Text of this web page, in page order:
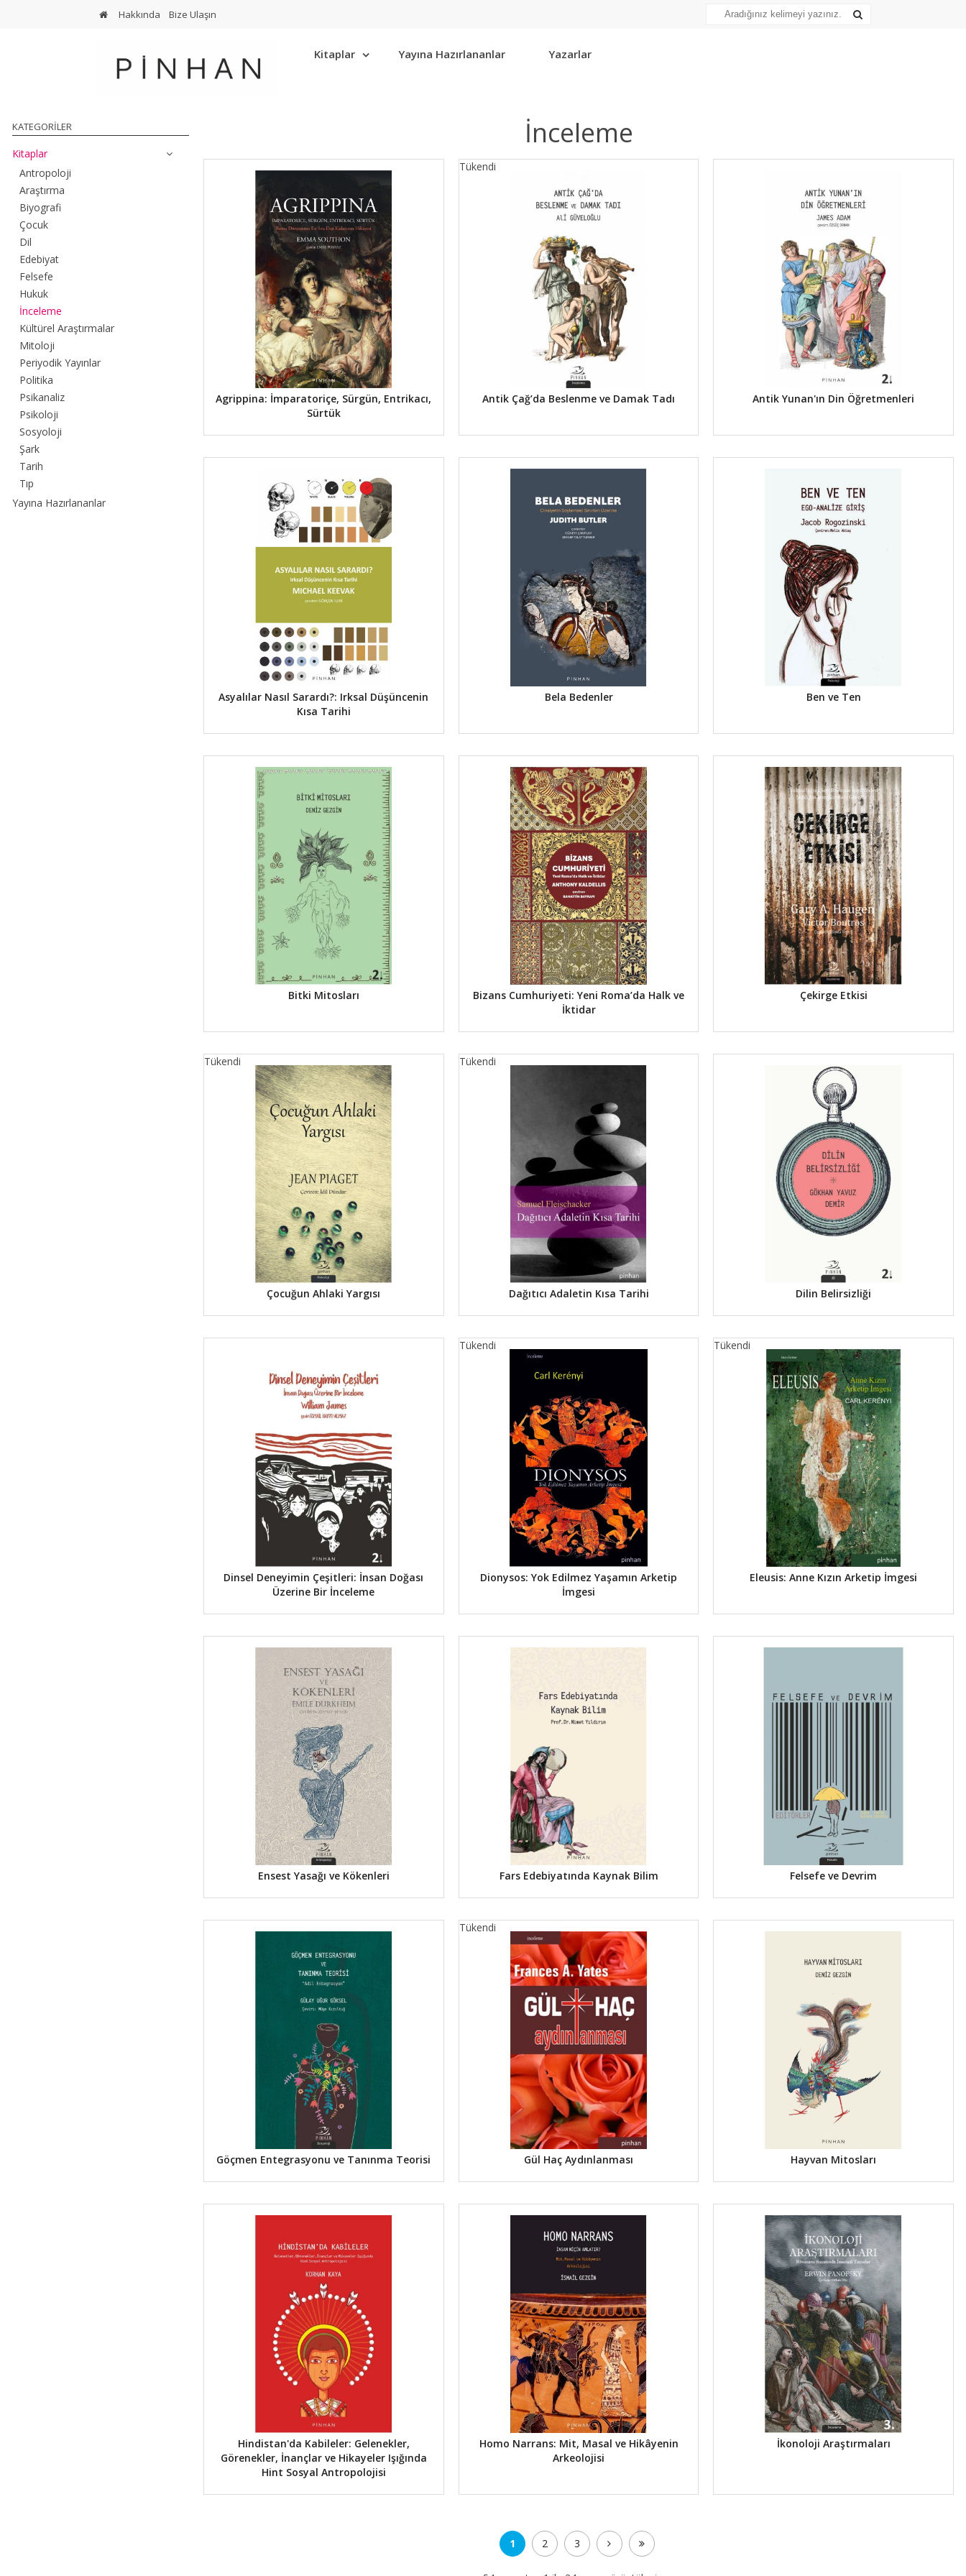
Hakkında Bize Ulaşın
Kitaplar Yayına Hazırlananlar Yazarlar
KATEGORILER
Kitaplar
Antropoloji
Araştırma
Biyografi
Çocuk
Dil
Edebiyat
Felsefe
Hukuk
İnceleme
Kültürel Araştırmalar
Mitoloji
Periyodik Yayınlar
Politika
Psikanaliz
Psikoloji
Sosyoloji
Şark
Tarih
Tıp
Yayına Hazırlananlar
İnceleme
Agrippina: İmparatoriçe, Sürgün, Entrikacı,
Sürtük
Antik Çağ’da Beslenme ve Damak Tadı
Tükendi
Antik Yunan'ın Din Öğretmenleri
Asyalılar Nasıl Sarardı?: Irksal Düşüncenin
Kısa Tarihi
Bela Bedenler Ben ve Ten
Bitki Mitosları
Bizans Cumhuriyeti: Yeni Roma’da Halk ve
İktidar
Çekirge Etkisi
Çocuğun Ahlaki Yargısı
Tükendi
Dağıtıcı Adaletin Kısa Tarihi
Tükendi
Dilin Belirsizliği
Dinsel Deneyimin Çeşitleri: İnsan Doğası
Üzerine Bir İnceleme
Dionysos: Yok Edilmez Yaşamın Arketip
İmgesi
Tükendi
Eleusis: Anne Kızın Arketip İmgesi
Tükendi
Ensest Yasağı ve Kökenleri Fars Edebiyatında Kaynak Bilim Felsefe ve Devrim
Göçmen Entegrasyonu ve Tanınma Teorisi Gül Haç Aydınlanması
Tükendi
Hayvan Mitosları
Hindistan'da Kabileler: Gelenekler,
Görenekler, İnançlar ve Hikayeler Işığında
Hint Sosyal Antropolojisi
Homo Narrans: Mit, Masal ve Hikâyenin
Arkeolojisi
İkonoloji Araştırmaları
1 2 3